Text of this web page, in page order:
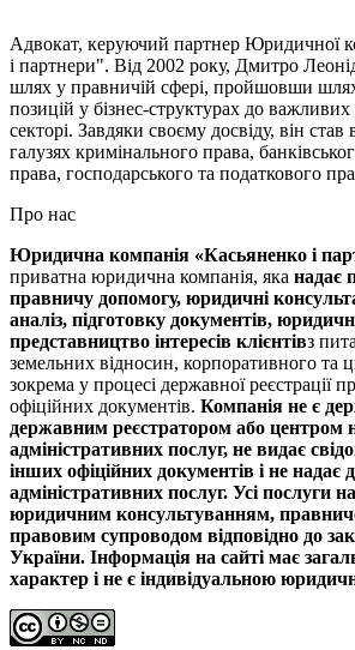
Адвокат, керуючий партнер Юридичної
і партнери". Від 2002 року, Дмитро
шлях у правничій сфері, пройшовши
позицій у бізнес-структурах до
секторі. Завдяки своєму досвіду, він
галузях кримінального права,
права, господарського та податкового
Про нас
Юридична компанія «Касьяненко і
приватна юридична компанія, яка надає
правничу допомогу, юридичні
аналіз, підготовку документів,
представництво інтересів клієнтівз
земельних відносин, корпоративного та
зокрема у процесі державної реєстрації
офіційних документів. Компанія не є
державним реєстратором або центром
адміністративних послуг, не видає
інших офіційних документів і не надає
адміністративних послуг. Усі послуги
юридичним консультуванням,
правовим супроводом відповідно до
України. Інформація на сайті має
характер і не є індивідуальною